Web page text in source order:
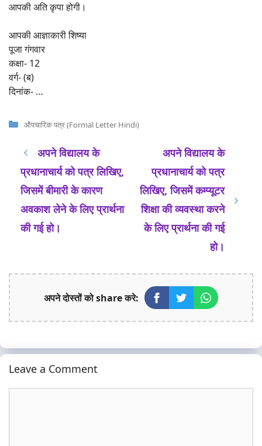
आपकी अति कृपा होगी।
आपकी आज्ञाकारी शिष्या
पूजा गंगवार
कक्षा- 12
वर्ग- (ब)
दिनांक- …
Categories
औपचारिक पत्र (Formal Letter Hindi)
अपने विद्यालय के
प्रधानाचार्य को पत्र लिखिए,
जिसमें बीमारी के कारण
अवकाश लेने के लिए प्रार्थना
की गई हो।
अपने विद्यालय के
प्रधानाचार्य को पत्र
लिखिए, जिसमें कम्प्यूटर
शिक्षा की व्यवस्था करने
के लिए प्रार्थना की गई
हो।
अपने दोस्तों को share करे:
Leave a Comment